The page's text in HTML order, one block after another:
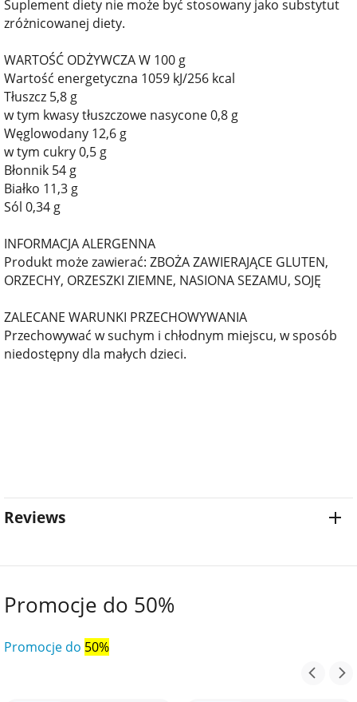
Suplement diety nie może być stosowany jako substytut
zróżnicowanej diety.
WARTOŚĆ ODŻYWCZA W 100 g
Wartość energetyczna 1059 kJ/256 kcal
Tłuszcz 5,8 g
w tym kwasy tłuszczowe nasycone 0,8 g
Węglowodany 12,6 g
w tym cukry 0,5 g
Błonnik 54 g
Białko 11,3 g
Sól 0,34 g
INFORMACJA ALERGENNA
Produkt może zawierać: ZBOŻA ZAWIERAJĄCE GLUTEN,
ORZECHY, ORZESZKI ZIEMNE, NASIONA SEZAMU, SOJĘ
ZALECANE WARUNKI PRZECHOWYWANIA
Przechowywać w suchym i chłodnym miejscu, w sposób
niedostępny dla małych dzieci.
Reviews
Promocje do 50%
Promocje do 50%